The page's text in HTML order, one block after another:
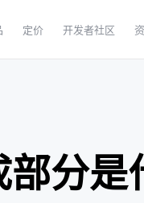
定价 开发者社区
分是